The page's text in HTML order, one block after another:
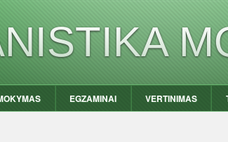
EGZAMINAI VERTINIMAS